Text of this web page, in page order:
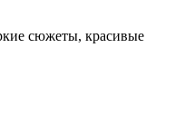
сюжеты, красивые